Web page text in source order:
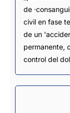
de
civil en fase
de un
permanente,
control del